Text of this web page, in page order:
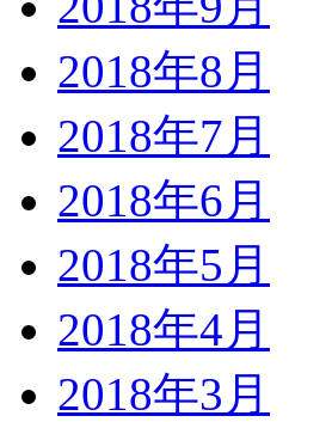
2018年8月
2018年7月
2018年6月
2018年5月
2018年4月
2018年3月